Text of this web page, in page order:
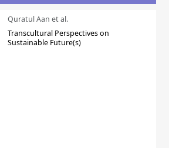
Quratul Aan et al.
Transcultural Perspectives on
Sustainable Future(s)